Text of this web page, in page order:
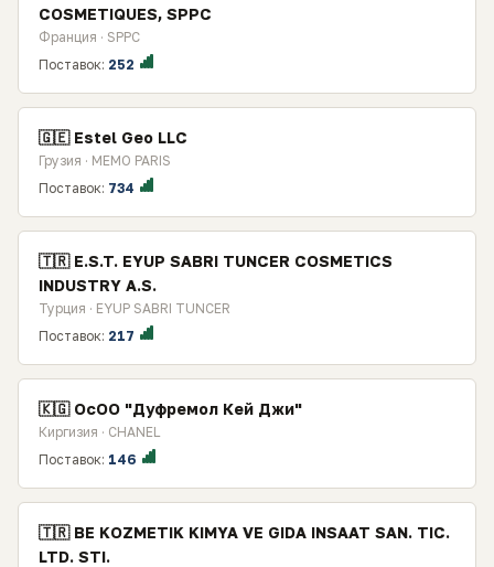
COSMETIQUES, SPPC
Франция · SPPC
Поставок: 252
🇬🇪 Estel Geo LLC
Грузия · MEMO PARIS
Поставок: 734
🇹🇷 E.S.T. EYUP SABRI TUNCER COSMETICS
INDUSTRY A.S.
Турция · EYUP SABRI TUNCER
Поставок: 217
🇰🇬 ОсОО "Дуфремол Кей Джи"
Киргизия · CHANEL
Поставок: 146
🇹🇷 BE KOZMETIK KIMYA VE GIDA INSAAT SAN. TIC.
LTD. STI.